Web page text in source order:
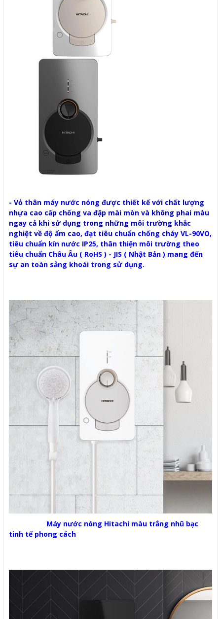
- Vỏ thân máy nước nóng được thiết kế với chất lượng
nhựa cao cấp chống va đập mài mòn và không phai màu
ngay cả khi sử dụng trong những môi trường khắc
nghiệt về độ ẩm cao, đạt tiêu chuẩn chống cháy VL-90VO,
tiêu chuẩn kín nước IP25, thân thiện môi trường theo
tiêu chuẩn Châu Âu ( RoHS ) - JIS ( Nhật Bản ) mang đến
sự an toàn sảng khoái trong sử dụng.
Máy nước nóng Hitachi màu trắng nhũ bạc
tinh tế phong cách